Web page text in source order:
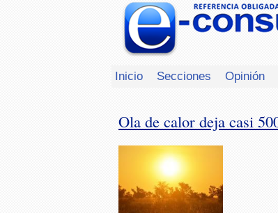
Inicio Secciones Opinión
Ola de calor deja casi